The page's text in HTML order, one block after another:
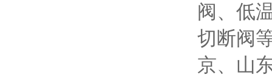
阀、低
切断阀
京、山